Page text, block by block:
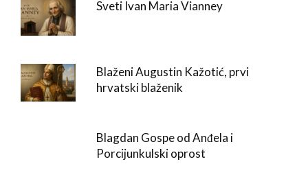
Sveti Ivan Maria Vianney
Blaženi Augustin Kažotić, prvi
hrvatski blaženik
Blagdan Gospe od Anđela i
Porcijunkulski oprost